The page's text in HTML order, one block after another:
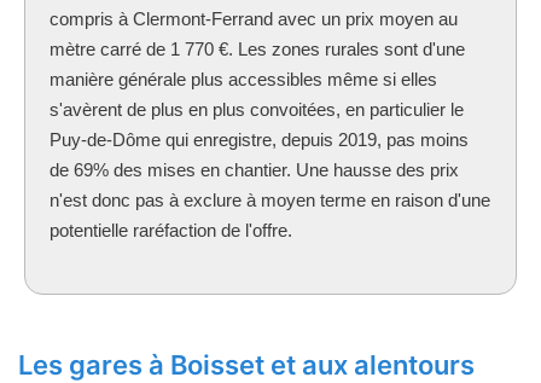
compris à Clermont-Ferrand avec un prix moyen au
mètre carré de 1 770 €. Les zones rurales sont d'une
manière générale plus accessibles même si elles
s'avèrent de plus en plus convoitées, en particulier le
Puy-de-Dôme qui enregistre, depuis 2019, pas moins
de 69% des mises en chantier. Une hausse des prix
n'est donc pas à exclure à moyen terme en raison d'une
potentielle raréfaction de l'offre.
Les gares à Boisset et aux alentours